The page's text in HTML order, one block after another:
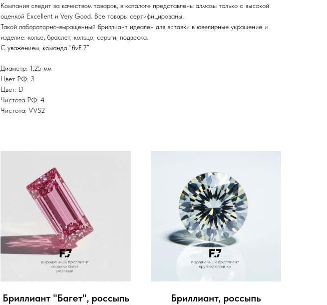
Компания следит за качеством товаров, в каталоге представлены алмазы только с высокой
оценкой Excellent и Very Good. Все товары сертифицированы.
Такой лабораторно-выращенный бриллиант идеален для вставки в ювелирные украшение и
изделие: колье, браслет, кольцо, серьги, подвеска.
С уважением, команда “fivE.7”
Диаметр: 1,25 мм
Цвет РФ: 3
Цвет: D
Чистота РФ: 4
Чистота: VVS2
Бриллиант "Багет", россыпь Бриллиант, россыпь